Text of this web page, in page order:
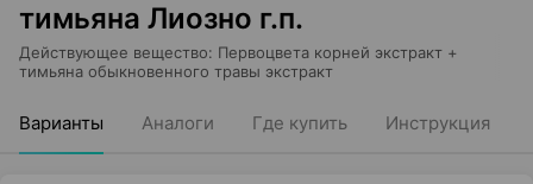
тимьяна Лиозно г.п.
Действующее вещество: Первоцвета корней экстракт +
тимьяна обыкновенного травы экстракт
Варианты Аналоги Где купить Инструкция